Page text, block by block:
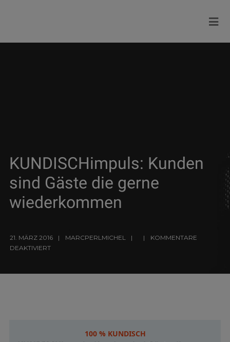
KUNDISCHimpuls: Kunden
sind Gäste die gerne
wiederkommen
21. MÄRZ 2016 MARCPERLMICHEL
KOMMENTARE
DEAKTIVIERT